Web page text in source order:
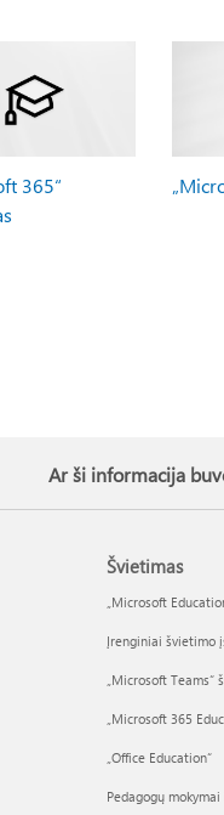
365“
Ar ši informacija
Švietimas
„Microsoft
Įrenginiai švietimo
„Microsoft Teams“
„Microsoft 365
„Office Education“
Pedagogų